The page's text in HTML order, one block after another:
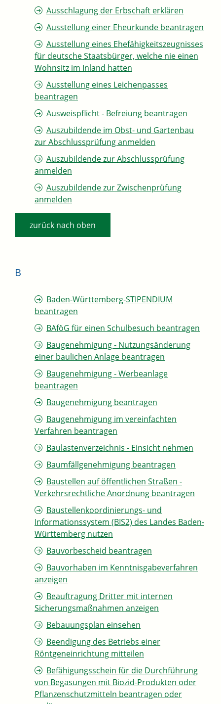
Ausschlagung der Erbschaft erklären
Ausstellung einer Eheurkunde beantragen
Ausstellung eines Ehefähigkeitszeugnisses
für deutsche Staatsbürger, welche nie einen
Wohnsitz im Inland hatten
Ausstellung eines Leichenpasses
beantragen
Ausweispflicht - Befreiung beantragen
Auszubildende im Obst- und Gartenbau
zur Abschlussprüfung anmelden
Auszubildende zur Abschlussprüfung
anmelden
Auszubildende zur Zwischenprüfung
anmelden
zurück nach oben
B
Baden-Württemberg-STIPENDIUM
beantragen
BAföG für einen Schulbesuch beantragen
Baugenehmigung - Nutzungsänderung
einer baulichen Anlage beantragen
Baugenehmigung - Werbeanlage
beantragen
Baugenehmigung beantragen
Baugenehmigung im vereinfachten
Verfahren beantragen
Baulastenverzeichnis - Einsicht nehmen
Baumfällgenehmigung beantragen
Baustellen auf öffentlichen Straßen -
Verkehrsrechtliche Anordnung beantragen
Baustellenkoordinierungs- und
Informationssystem (BIS2) des Landes Baden-
Württemberg nutzen
Bauvorbescheid beantragen
Bauvorhaben im Kenntnisgabeverfahren
anzeigen
Beauftragung Dritter mit internen
Sicherungsmaßnahmen anzeigen
Bebauungsplan einsehen
Beendigung des Betriebs einer
Röntgeneinrichtung mitteilen
Befähigungsschein für die Durchführung
von Begasungen mit Biozid-Produkten oder
Pflanzenschutzmitteln beantragen oder